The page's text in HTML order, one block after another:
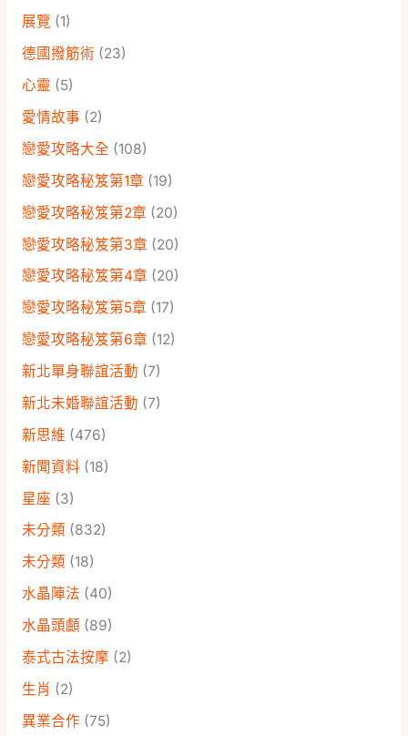
展覽 (1)
德國撥筋術 (23)
心靈 (5)
愛情故事 (2)
戀愛攻略大全 (108)
戀愛攻略秘笈第1章 (19)
戀愛攻略秘笈第2章 (20)
戀愛攻略秘笈第3章 (20)
戀愛攻略秘笈第4章 (20)
戀愛攻略秘笈第5章 (17)
戀愛攻略秘笈第6章 (12)
新北單身聯誼活動 (7)
新北未婚聯誼活動 (7)
新思維 (476)
新聞資料 (18)
星座 (3)
未分類 (832)
未分類 (18)
水晶陣法 (40)
水晶頭顱 (89)
泰式古法按摩 (2)
生肖 (2)
異業合作 (75)